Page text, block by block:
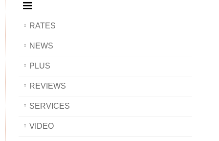
RATES
NEWS
PLUS
REVIEWS
SERVICES
VIDEO